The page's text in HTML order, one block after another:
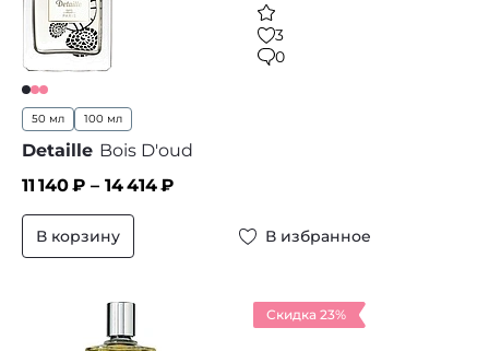
3
0
50 мл 100 мл
Detaille Bois D'oud
11 140₽ – 14 414₽
В корзину В избранное
Скидка 23%